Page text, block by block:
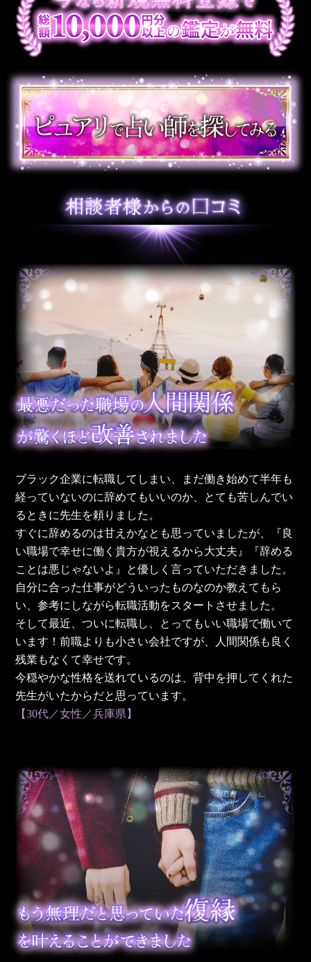
ブラック企業に転職してしまい、まだ働き始めて半年も
経っていないのに辞めてもいいのか、とても苦しんでい
るときに先生を頼りました。
すぐに辞めるのは甘えかなとも思っていましたが、『良
い職場で幸せに働く貴方が視えるから大丈夫』『辞める
ことは悪じゃないよ』と優しく言っていただきました。
自分に合った仕事がどういったものなのか教えてもら
い、参考にしながら転職活動をスタートさせました。
そして最近、ついに転職し、とってもいい職場で働いて
います！前職よりも小さい会社ですが、人間関係も良く
残業もなくて幸せです。
今穏やかな性格を送れているのは、背中を押してくれた
先生がいたからだと思っています。
【30代／女性／兵庫県】